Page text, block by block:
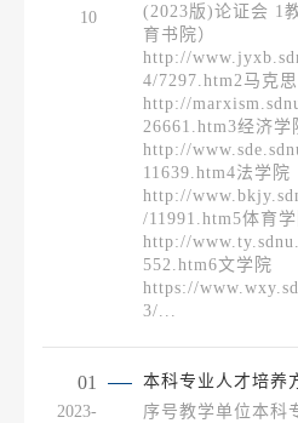
10
(2023版)论证会 1
育书院）
http://
4/7297.htm2马克
http://
26661.htm3经济学
http://
11639.htm4法学院
http://
/11991.htm5体育
http://
552.htm6文学院
https://
3/...
01
2023-
本科专业人才培养
序号教学单位本科